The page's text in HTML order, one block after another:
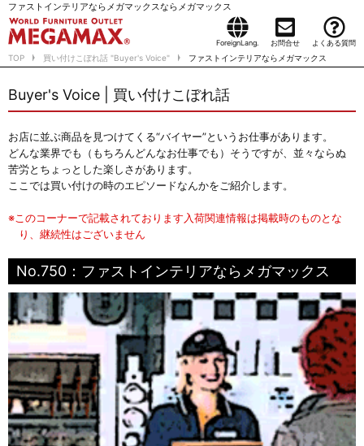
ファストインテリアならメガマックスならメガマックス
ForeignLang. お問合せ よくある質問
TOP 買い付けこぼれ話 "Buyer's Voice" ファストインテリアならメガマックス
Buyer's Voice | 買い付けこぼれ話
お店に並ぶ商品を見つけてくる“バイヤー”というお仕事があります。
どんな業界でも（もちろんどんなお仕事でも）そうですが、並々ならぬ
苦労とちょっとした楽しさがあります。
ここでは買い付けの時のエピソードなんかをご紹介します。
※このコーナーで記載されております入荷関連情報は掲載時のものとな
り、継続性はございません
No.750：ファストインテリアならメガマックス